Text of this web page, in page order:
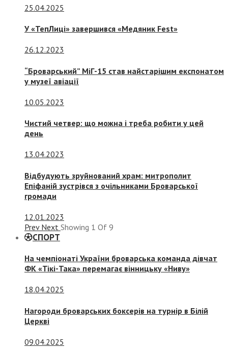
25.04.2025
У «ТепЛиці» завершився «Медяник Fest»
26.12.2023
“Броварський” МіГ-15 став найстарішим експонатом
у музеї авіації
10.05.2023
Чистий четвер: що можна і треба робити у цей
день
13.04.2023
Відбудують зруйнований храм: митрополит
Епіфаній зустрівся з очільниками Броварської
громади
12.01.2023
Prev Next Showing 1 Of 9
СПОРТ
На чемпіонаті України броварська команда дівчат
ФК «Тікі-Така» перемагає вінницьку «Ниву»
18.04.2025
Нагороди броварських боксерів на турнір в Білій
Церкві
09.04.2025